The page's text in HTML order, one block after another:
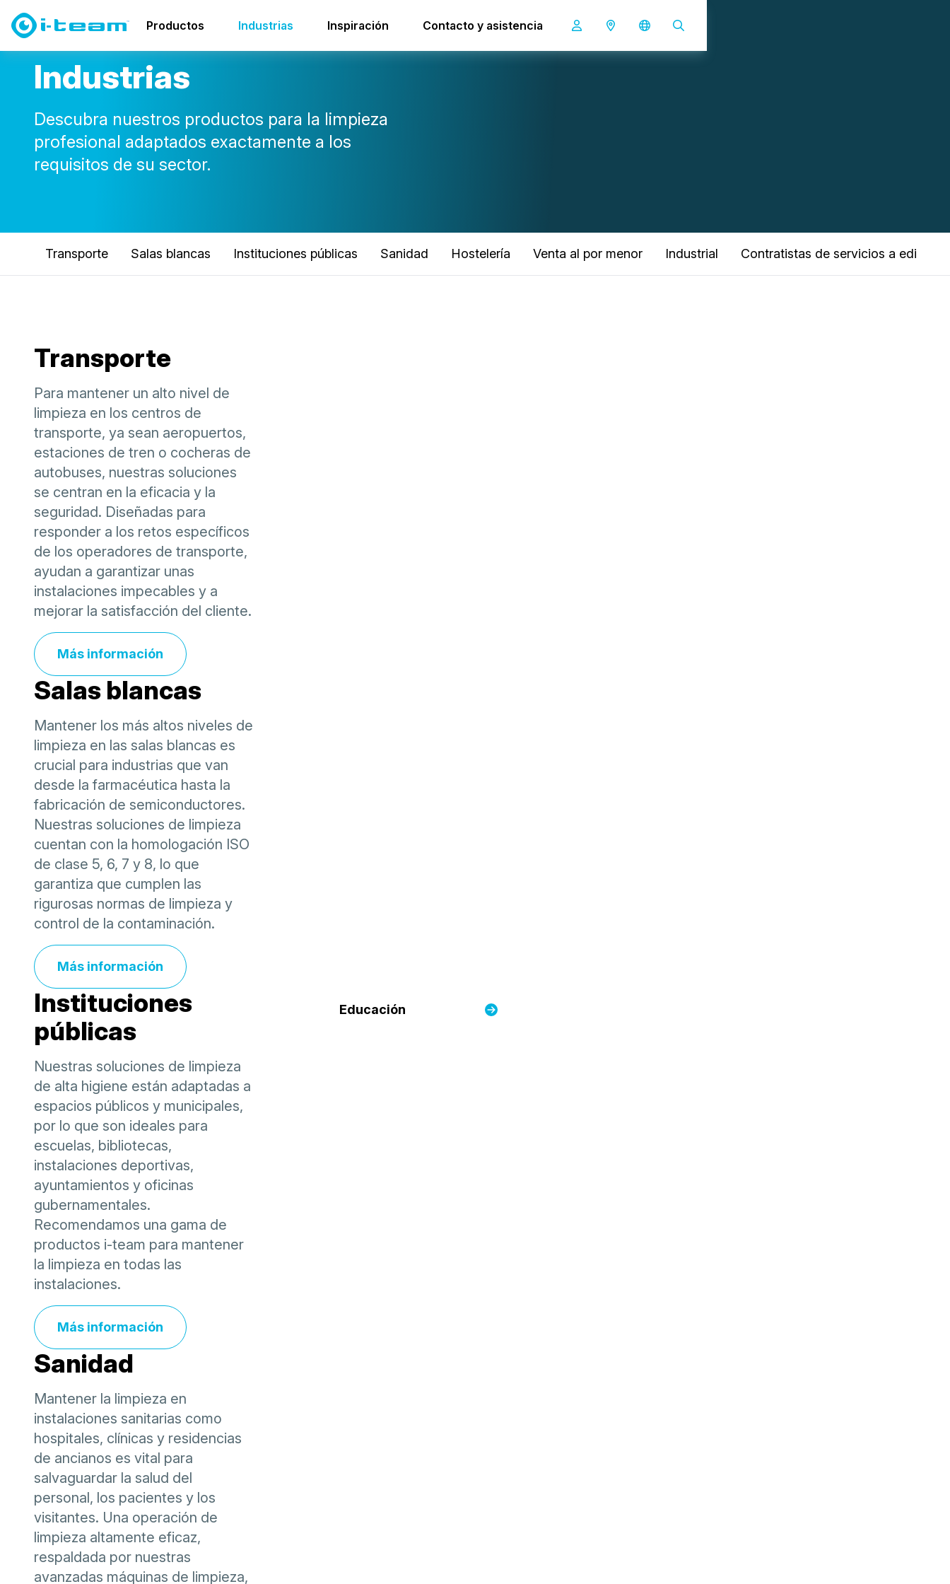
Productos Industrias Inspiración Contacto y asistencia
Industrias
Descubra nuestros productos para la limpieza
profesional adaptados exactamente a los
requisitos de su sector.
Transporte Salas blancas Instituciones públicas Sanidad Hostelería Venta al por menor Industrial Contratistas de servicios a edificios
Transporte
Para mantener un alto nivel de
limpieza en los centros de
transporte, ya sean aeropuertos,
estaciones de tren o cocheras de
autobuses, nuestras soluciones
se centran en la eficacia y la
seguridad. Diseñadas para
responder a los retos específicos
de los operadores de transporte,
ayudan a garantizar unas
instalaciones impecables y a
mejorar la satisfacción del cliente.
Más información
Salas blancas
Mantener los más altos niveles de
limpieza en las salas blancas es
crucial para industrias que van
desde la farmacéutica hasta la
fabricación de semiconductores.
Nuestras soluciones de limpieza
cuentan con la homologación ISO
de clase 5, 6, 7 y 8, lo que
garantiza que cumplen las
rigurosas normas de limpieza y
control de la contaminación.
Más información
Instituciones
públicas
Nuestras soluciones de limpieza
de alta higiene están adaptadas a
espacios públicos y municipales,
por lo que son ideales para
escuelas, bibliotecas,
instalaciones deportivas,
ayuntamientos y oficinas
gubernamentales.
Recomendamos una gama de
productos i-team para mantener
la limpieza en todas las
instalaciones.
Más información
Educación
Sanidad
Mantener la limpieza en
instalaciones sanitarias como
hospitales, clínicas y residencias
de ancianos es vital para
salvaguardar la salud del
personal, los pacientes y los
visitantes. Una operación de
limpieza altamente eficaz,
respaldada por nuestras
avanzadas máquinas de limpieza,